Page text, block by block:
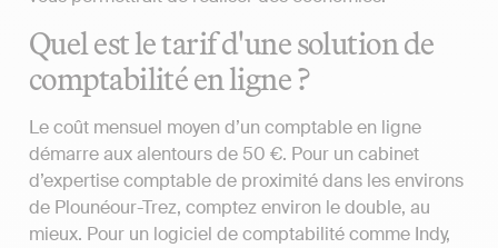
Quel est le tarif d'une solution de
comptabilité en ligne ?
Le coût mensuel moyen d’un comptable en ligne
démarre aux alentours de 50 €. Pour un cabinet
d’expertise comptable de proximité dans les environs
de Plounéour-Trez, comptez environ le double, au
mieux. Pour un logiciel de comptabilité comme Indy,